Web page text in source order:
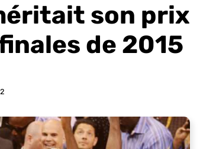
son prix
de 2015